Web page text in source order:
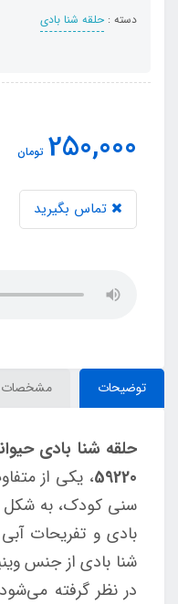
دسته : حلقه شنا بادی
250,000 تومان
تماس بگیرید
توضیحات مشخصات
حلقه شنا بادی
59220، یکی از
سنی کودک، به شکل
بادی و تفریحات
شنا بادی از جنس
در نظر گرفته